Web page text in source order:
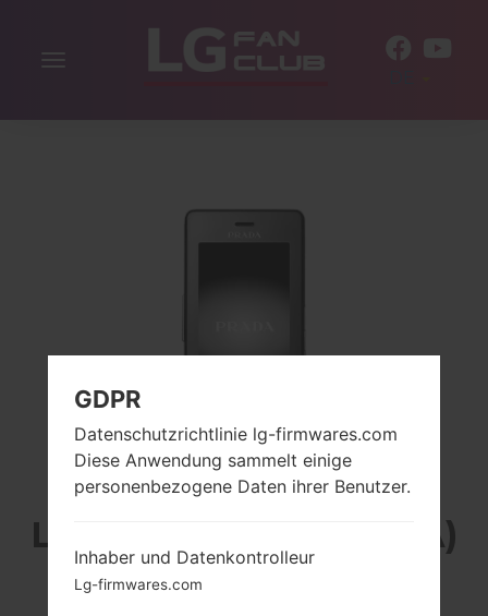
Navigation
LG KE850A (LGKE850A)
AUS DER LG PRADA-
GDPR
Datenschutzrichtlinie lg-firmwares.com
Diese Anwendung sammelt einige
personenbezogene Daten ihrer Benutzer.
Inhaber und Datenkontrolleur
Lg-firmwares.com